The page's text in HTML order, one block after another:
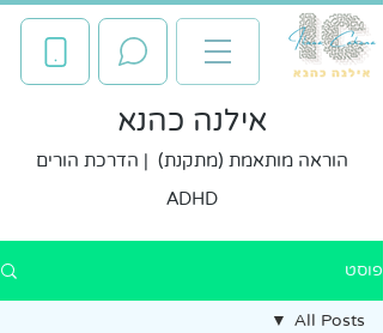
אילנה כהנא
הוראה מותאמת (מתקנת) | הדרכת הורים
ADHD
פוסט
All Posts